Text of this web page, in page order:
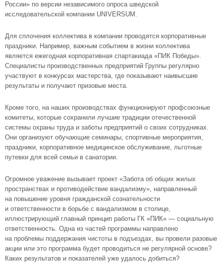
России» по версии независимого опроса шведской
исследовательской компании UNIVERSUM.
Для сплочения коллектива в компании проводятся корпоративные
праздники. Например, важным событием в жизни коллектива
является ежегодная корпоративная спартакиада «ПИК Победы».
Специалисты производственных предприятий Группы регулярно
участвуют в конкурсах мастерства, где показывают наивысшие
результаты и получают призовые места.
Кроме того, на наших производствах функционируют профсоюзные
комитеты, которые сохранили лучшие традиции отечественной
системы охраны труда и заботы предприятий о своих сотрудниках.
Они организуют обучающие семинары, спортивные мероприятия,
праздники, корпоративное медицинское обслуживание, льготные
путевки для всей семьи в санатории.
Огромное уважение вызывает проект «Забота об общих жилых
пространствах и противодействие вандализму», направленный
на повышение уровня гражданской сознательности
и ответственности в борьбе с вандализмом в столице,
иллюстрирующий главный принцип работы ГК «ПИК» — социальную
ответственность. Одна из частей программы направлено
на проблемы поддержания чистоты в подъездах, вы провели разовые
акции или это программа будет проводиться не регулярной основе?
Каких результатов и показателей уже удалось добиться?